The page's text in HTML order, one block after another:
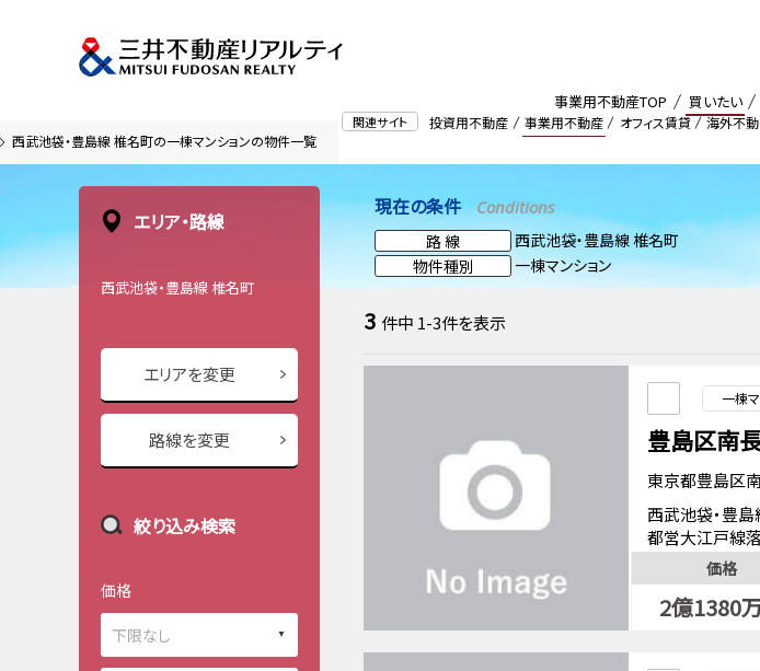
関連サイト 投資用不動産 事業用不動産 オフィス賃貸 海外不
事業用不動産TOP 買いたい
西武池袋・豊島線 椎名町の一棟マンションの物件一覧
現在の条件 Conditions
路 線
西武池袋・豊島線 椎名町
物件種別
一棟マンション
3 件中 1-3件を表示
一棟
豊島区南長
東京都豊島区
西武池袋・豊
都営大江戸線
西武池袋・豊
価格
2億1380
エリア・路線
西武池袋・豊島線 椎名町
エリアを変更
路線を変更
絞り込み検索
価格